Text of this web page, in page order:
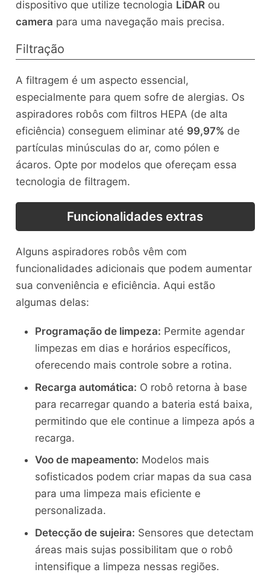
dispositivo que utilize tecnologia LiDARou
camera para uma navegação mais precisa.
Filtração
A filtragem é um aspecto essencial,
especialmente para quem sofre de alergias. Os
aspiradores robôs com filtros HEPA (de alta
eficiência) conseguem eliminar até 99,97% de
partículas minúsculas do ar, como pólen e
ácaros. Opte por modelos que ofereçam essa
tecnologia de filtragem.
Funcionalidades extras
Alguns aspiradores robôs vêm com
funcionalidades adicionais que podem aumentar
sua conveniência e eficiência. Aqui estão
algumas delas:
Programação de limpeza: Permite agendar
limpezas em dias e horários específicos,
oferecendo mais controle sobre a rotina.
Recarga automática: O robô retorna à base
para recarregar quando a bateria está baixa,
permitindo que ele continue a limpeza após a
recarga.
Voo de mapeamento: Modelos mais
sofisticados podem criar mapas da sua casa
para uma limpeza mais eficiente e
personalizada.
Detecção de sujeira: Sensores que detectam
áreas mais sujas possibilitam que o robô
intensifique a limpeza nessas regiões.